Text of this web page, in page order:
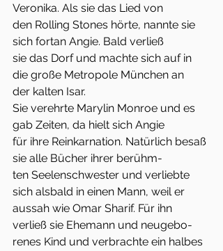
Veronika. Als sie das Lied von
den Rolling Stones hörte, nannte sie
sich fortan Angie. Bald verließ
sie das Dorf und machte sich auf in
die große Metropole München an
der kalten Isar.
Sie verehrte Marylin Monroe und es
gab Zeiten, da hielt sich Angie
für ihre Reinkarnation. Natürlich besaß
sie alle Bücher ihrer berühm-
ten Seelenschwester und verliebte
sich alsbald in einen Mann, weil er
aussah wie Omar Sharif. Für ihn
verließ sie Ehemann und neugebo-
renes Kind und verbrachte ein halbes